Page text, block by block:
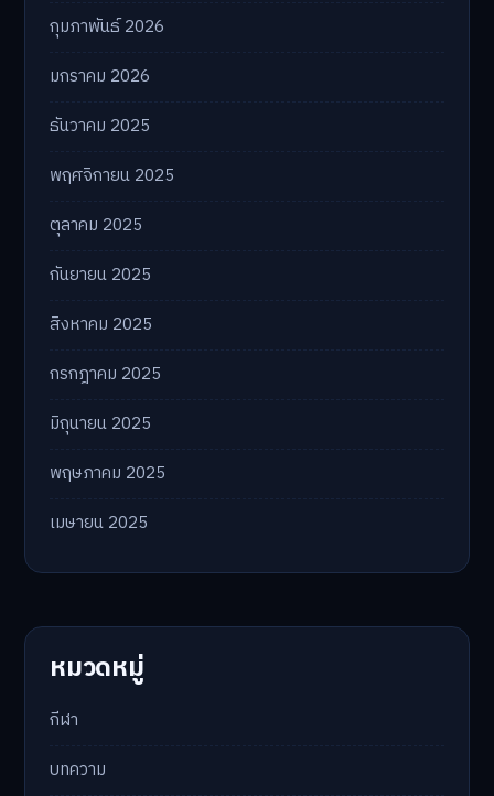
กุมภาพันธ์ 2026
มกราคม 2026
ธันวาคม 2025
พฤศจิกายน 2025
ตุลาคม 2025
กันยายน 2025
สิงหาคม 2025
กรกฎาคม 2025
มิถุนายน 2025
พฤษภาคม 2025
เมษายน 2025
หมวดหมู่
กีฬา
บทความ